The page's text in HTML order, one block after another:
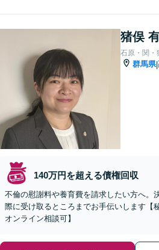
猪俣
石原・関・
群馬県|
140万円を超える債権回収
不倫の慰謝料や養育費を請求したい方へ。
際に受け取るところまでお手伝いします【
オンライン相談可】